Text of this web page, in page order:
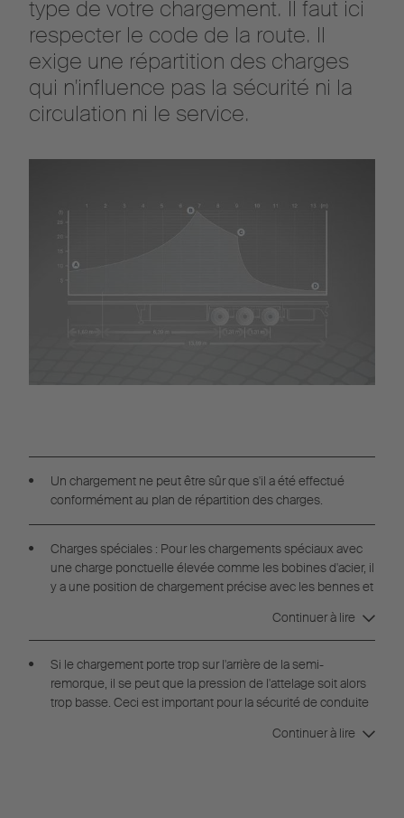
type de votre chargement. Il faut ici
respecter le code de la route. Il
exige une répartition des charges
qui n'influence pas la sécurité ni la
circulation ni le service.
Un chargement ne peut être sûr que s'il a été effectué
conformément au plan de répartition des charges.
Charges spéciales : Pour les chargements spéciaux avec
une charge ponctuelle élevée comme les bobines d'acier, il
y a une position de chargement précise avec les bennes et
Continuer à lire
Si le chargement porte trop sur l'arrière de la semi-
remorque, il se peut que la pression de l'attelage soit alors
trop basse. Ceci est important pour la sécurité de conduite
ont moins d'adhérence. Si le chargement porte trop sur
Continuer à lire